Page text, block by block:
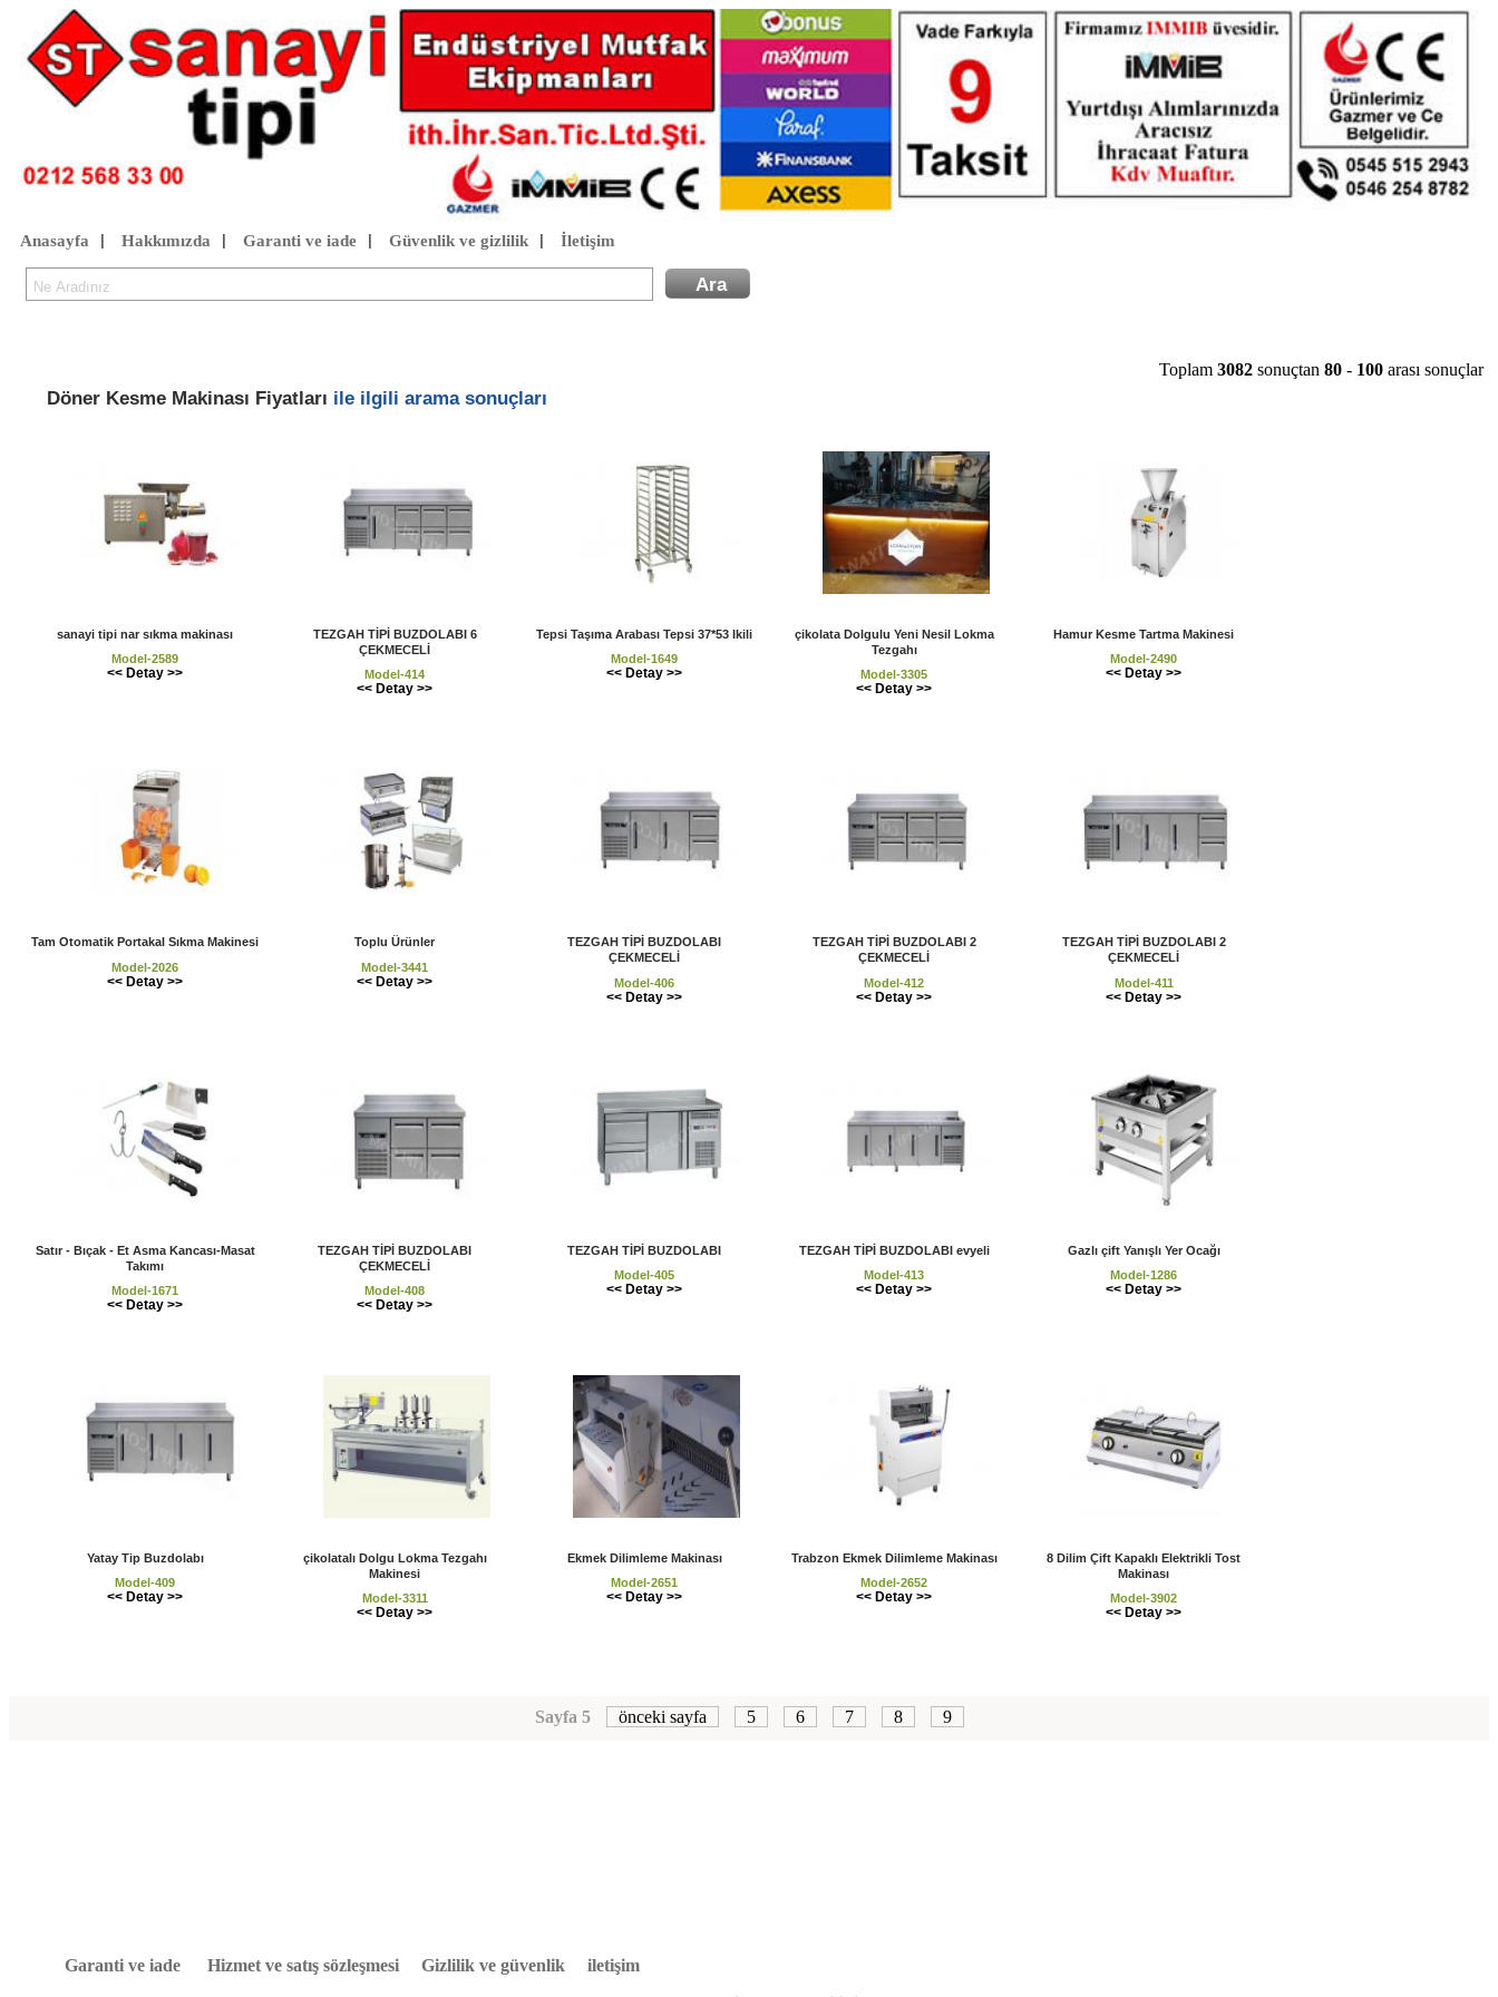
Anasayfa Hakkımızda Garanti ve iade Güvenlik ve gizlilik| İletişim
Toplam 3082 sonuçtan 80 - 100 arası sonuçlar
Döner Kesme Makinası Fiyatları ile ilgili arama sonuçları
sanayi tipi nar sıkma makinası
Model-2589
<< Detay >>
TEZGAH TİPİ BUZDOLABI 6
ÇEKMECELİ
Model-414
<< Detay >>
Tepsi Taşıma Arabası Tepsi 37*53 Ikili
Model-1649
<< Detay >>
çikolata Dolgulu Yeni Nesil Lokma
Tezgahı
Model-3305
<< Detay >>
Hamur Kesme Tartma Makinesi
Model-2490
<< Detay >>
Tam Otomatik Portakal Sıkma Makinesi
Model-2026
<< Detay >>
Toplu Ürünler
Model-3441
<< Detay >>
TEZGAH TİPİ BUZDOLABI
ÇEKMECELİ
Model-406
<< Detay >>
TEZGAH TİPİ BUZDOLABI 2
ÇEKMECELİ
Model-412
<< Detay >>
TEZGAH TİPİ BUZDOLABI 2
ÇEKMECELİ
Model-411
<< Detay >>
Satır - Bıçak - Et Asma Kancası-Masat
Takımı
Model-1671
<< Detay >>
TEZGAH TİPİ BUZDOLABI
ÇEKMECELİ
Model-408
<< Detay >>
TEZGAH TİPİ BUZDOLABI
Model-405
<< Detay >>
TEZGAH TİPİ BUZDOLABI evyeli
Model-413
<< Detay >>
Gazlı çift Yanışlı Yer Ocağı
Model-1286
<< Detay >>
Yatay Tip Buzdolabı
Model-409
<< Detay >>
çikolatalı Dolgu Lokma Tezgahı
Makinesi
Model-3311
<< Detay >>
Ekmek Dilimleme Makinası
Model-2651
<< Detay >>
Trabzon Ekmek Dilimleme Makinası
Model-2652
<< Detay >>
8 Dilim Çift Kapaklı Elektrikli Tost
Makinası
Model-3902
<< Detay >>
Sayfa 5 önceki sayfa 5 6 7 8 9
Garanti ve iade Hizmet ve satış sözleşmesi Gizlilik ve güvenlik
iletişim